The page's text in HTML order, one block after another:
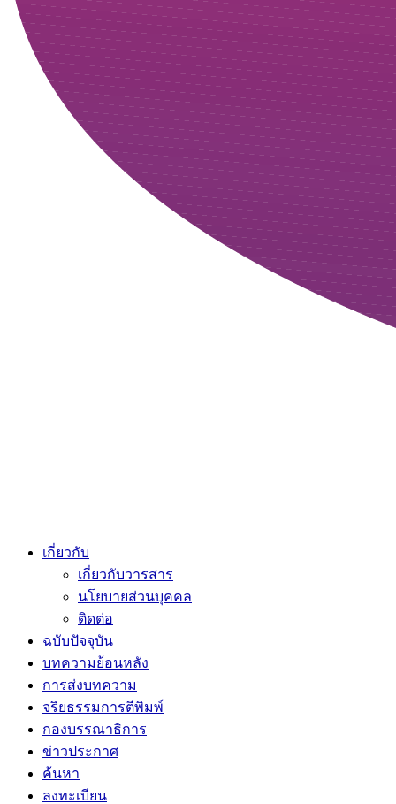
เกี่ยวกับ
เกี่ยวกับวารสาร
นโยบายส่วนบุคคล
ติดต่อ
ฉบับปัจจุบัน
บทความย้อนหลัง
การส่งบทความ
จริยธรรมการตีพิมพ์
กองบรรณาธิการ
ข่าวประกาศ
ค้นหา
ลงทะเบียน